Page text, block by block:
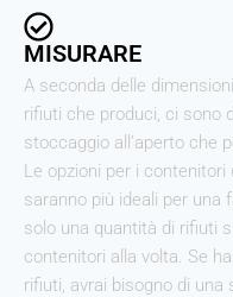
MISURARE
A seconda delle
rifiuti che produci, ci sono
stoccaggio all’aperto che
Le opzioni per i
saranno più ideali per una
solo una quantità di rifiuti
contenitori alla volta. Se
rifiuti, avrai bisogno di una